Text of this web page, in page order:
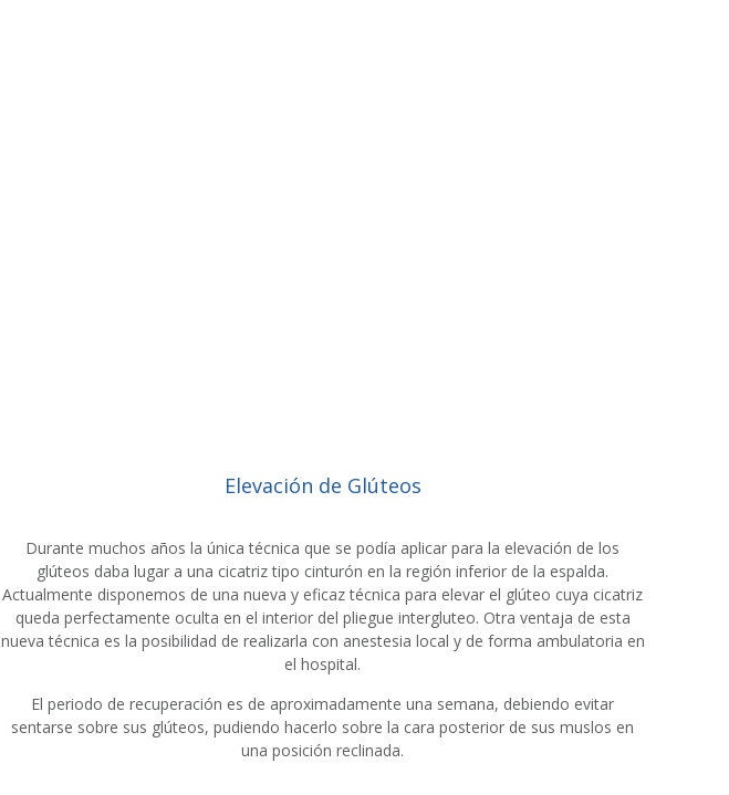
Elevación de Glúteos
Durante muchos años la única técnica que se podía aplicar para la elevación de los
glúteos daba lugar a una cicatriz tipo cinturón en la región inferior de la espalda.
Actualmente disponemos de una nueva y eficaz técnica para elevar el glúteo cuya cicatriz
queda perfectamente oculta en el interior del pliegue intergluteo. Otra ventaja de esta
nueva técnica es la posibilidad de realizarla con anestesia local y de forma ambulatoria en
el hospital.
El periodo de recuperación es de aproximadamente una semana, debiendo evitar
sentarse sobre sus glúteos, pudiendo hacerlo sobre la cara posterior de sus muslos en
una posición reclinada.